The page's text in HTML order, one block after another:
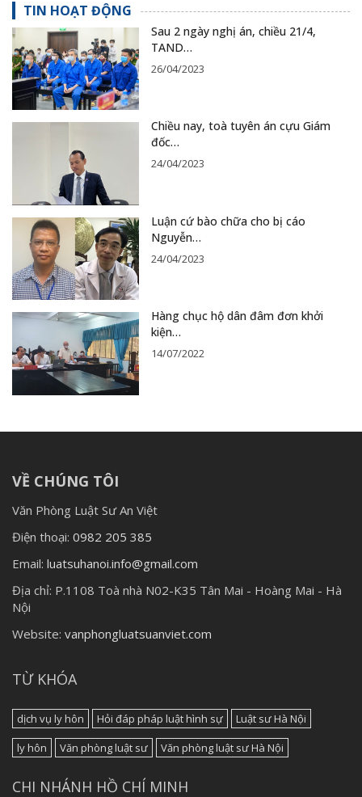
TIN HOẠT ĐỘNG
Sau 2 ngày nghị án, chiều 21/4,
TAND…
26/04/2023
Chiều nay, toà tuyên án cựu Giám
đốc…
24/04/2023
Luận cứ bào chữa cho bị cáo
Nguyễn…
24/04/2023
Hàng chục hộ dân đâm đơn khởi
kiện…
14/07/2022
VỀ CHÚNG TÔI
Văn Phòng Luật Sư An Việt
Điện thoại: 0982 205 385
Email: luatsuhanoi.info@gmail.com
Địa chỉ: P.1108 Toà nhà N02-K35 Tân Mai - Hoàng Mai - Hà
Nội
Website: vanphongluatsuanviet.com
TỪ KHÓA
dịch vụ ly hôn Hỏi đáp pháp luật hình sự
Luật sư Hà Nội
ly hôn
Văn phòng luật sư Văn phòng luật sư Hà Nội
CHI NHÁNH HỒ CHÍ MINH